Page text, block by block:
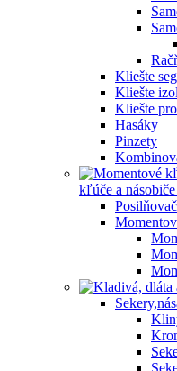
Kliešte
Kliešte
Kliešte
Hasáky
Pinzety
kľúče a